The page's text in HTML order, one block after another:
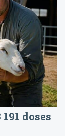
doses